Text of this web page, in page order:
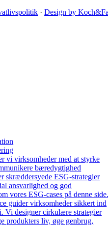
·Design by
vi virksomheder med at styrke
bæredygtighed
skræddersyede ESG-strategier
ansvarlighed og god
vores ESG-cases på denne
guider virksomheder sikkert ind
Vi designer cirkulære strategier
produkters liv, øge genbrug,